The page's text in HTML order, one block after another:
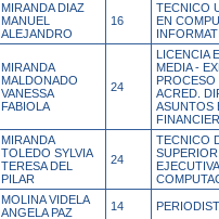
MIRANDA DIAZ
MANUEL
ALEJANDRO
16
TECNICO
EN
MIRANDA
MALDONADO
VANESSA
FABIOLA
24
LICENCIA
MEDIA -
PROCESO
ACRED.
ASUNTOS
MIRANDA
TOLEDO SYLVIA
TERESA DEL
PILAR
24
TECNICO
EJECUTIVA
MOLINA VIDELA
ANGELA PAZ
14